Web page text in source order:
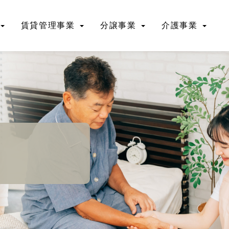
賃貸管理事業 分譲事業 介護事業